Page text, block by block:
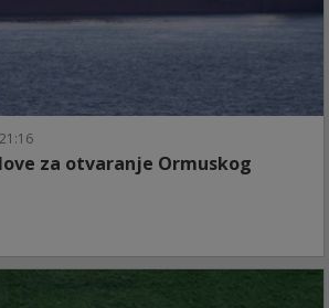
za otvaranje Ormuskog